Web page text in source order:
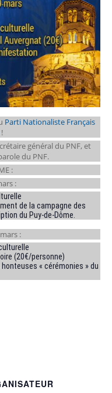
Parti Nationaliste Français
général du PNF, et
du PNF.
:
:
de la campagne des
du Puy-de-Dôme.
:
(20€/personne)
« cérémonies » du